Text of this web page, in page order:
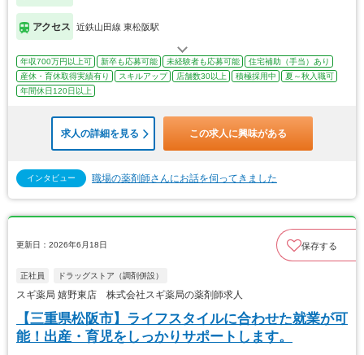
アクセス 近鉄山田線 東松阪駅
年収700万円以上可 新卒も応募可能 未経験者も応募可能
住宅補助（手当）あり
産休・育休取得実績有り
スキルアップ 店舗数30以上 積極採用中
夏～秋入職可
年間休日120日以上
求人の詳細を見る この求人に興味がある
インタビュー 職場の薬剤師さんにお話を伺ってきました
更新日：2026年6月18日 保存する
正社員 ドラッグストア（調剤併設）
スギ薬局 嬉野東店 株式会社スギ薬局の薬剤師求人
【三重県松阪市】ライフスタイルに合わせた就業が可
能！出産・育児をしっかりサポートします。